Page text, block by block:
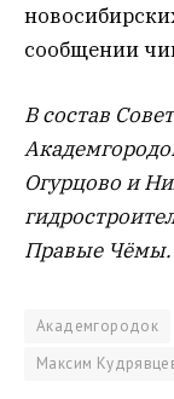
сообщении
В состав
Огурцово и
Правые Чёмы.
Академгородок
Максим